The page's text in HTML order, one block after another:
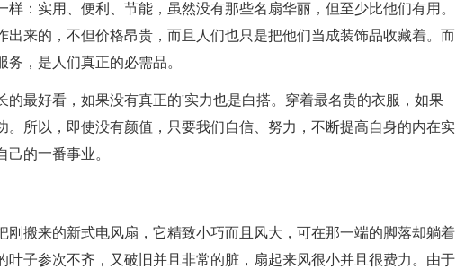
样：实用、便利、节能，虽然没有那些名扇华丽，但至少比他们有用。
出来的，不但价格昂贵，而且人们也只是把他们当成装饰品收藏着。而
，是人们真正的必需品。
的最好看，如果没有真正的'实力也是白搭。穿着最名贵的衣服，如果
。所以，即使没有颜值，只要我们自信、努力，不断提高自身的内在实
的一番事业。
刚搬来的新式电风扇，它精致小巧而且风大，可在那一端的脚落却躺着
叶子参次不齐，又破旧并且非常的脏，扇起来风很小并且很费力。由于